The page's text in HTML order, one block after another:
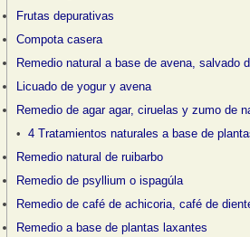
Frutas depurativas
Compota casera
Remedio natural a base de avena, salvado
Licuado de yogur y avena
Remedio de agar agar, ciruelas y zumo de
4 Tratamientos naturales a base de
Remedio natural de ruibarbo
Remedio de psyllium o ispagúla
Remedio de café de achicoria, café de
Remedio a base de plantas laxantes